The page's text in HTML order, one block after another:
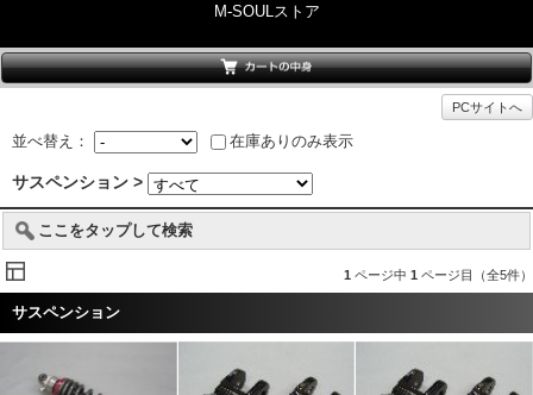
M-SOULストア
PCサイトへ
並べ替え： 在庫ありのみ表示
サスペンション >
ここをタップして検索
1 ページ中 1 ページ目（全5件）
サスペンション